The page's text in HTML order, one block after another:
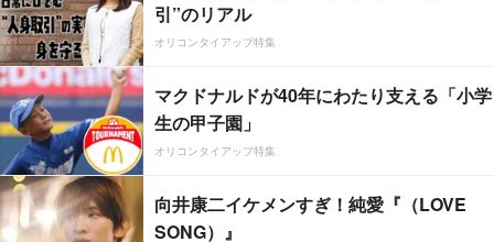
引”のリアル
オリコンタイアップ特集
マクドナルドが40年にわたり支える「小学
生の甲子園」
オリコンタイアップ特集
向井康二イケメンすぎ！純愛『（LOVE
SONG）』